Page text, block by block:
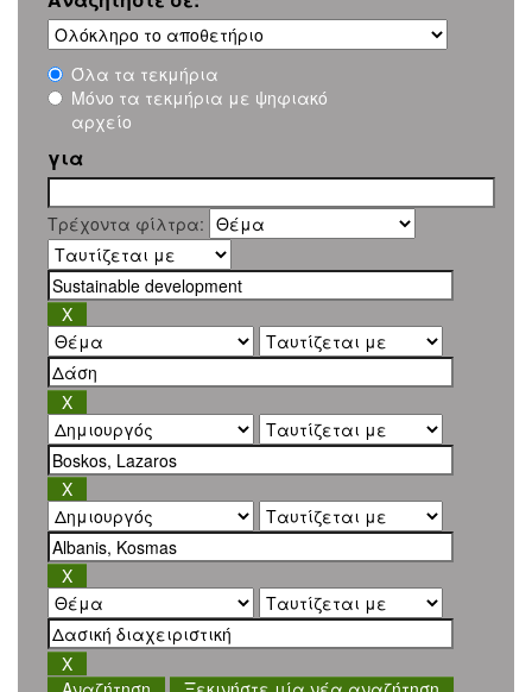
Όλα τα τεκμήρια
Μόνο τα τεκμήρια με ψηφιακό
αρχείο
για
Τρέχοντα φίλτρα: